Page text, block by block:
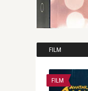
FILM
FILM